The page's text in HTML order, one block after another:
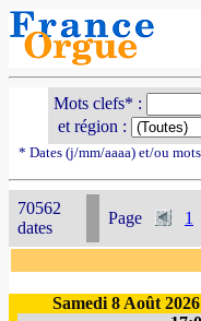
Mots clefs* :
et région :
* Dates (j/mm/aaaa) et/ou
70562
dates
Page 1
Samedi 8 Août 2026